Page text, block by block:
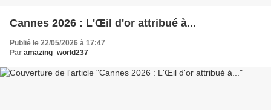
Cannes 2026 : L'Œil d'or attribué à...
Publié le 22/05/2026 à 17:47
Par amazing_world237